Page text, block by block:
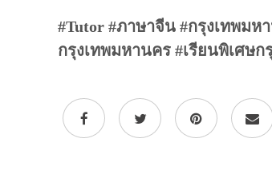
#Tutor #ภาษาจีน #กรุงเทพม
กรุงเทพมหานคร #เรียนพิเศษก